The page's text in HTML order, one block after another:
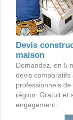
Devis
maison
Demandez, en 5
devis comparatifs
professionnels de
région. Gratuit et
engagement.